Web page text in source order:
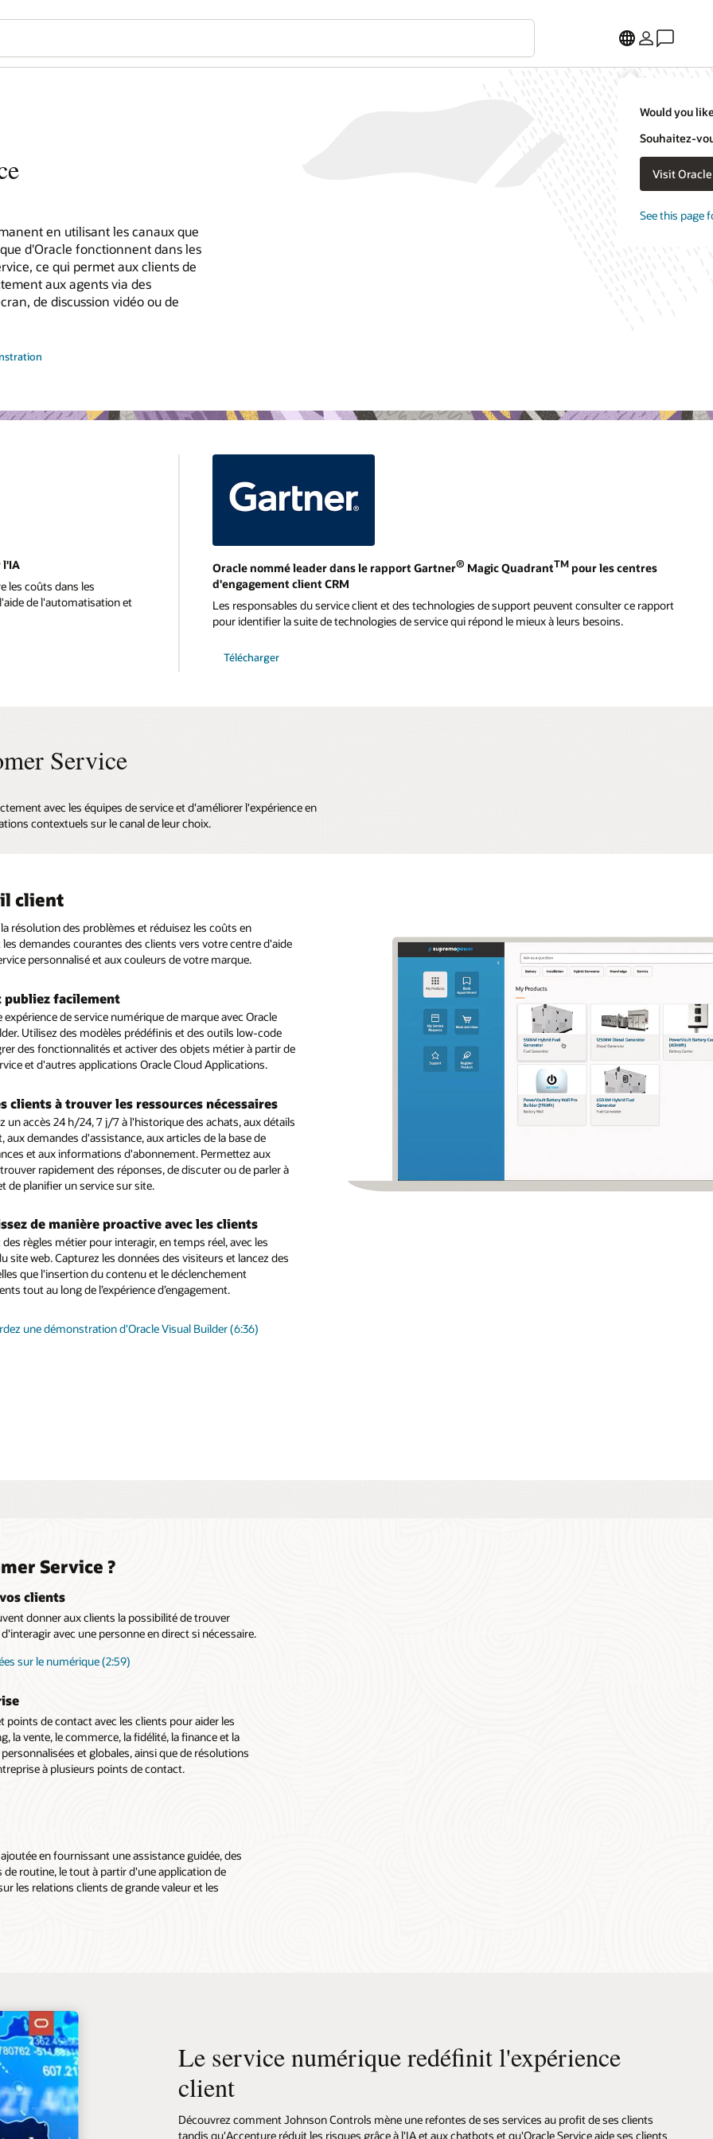
Would you
Souhaitez-
Visit
See this page
en utilisant les canaux que
d'Oracle fonctionnent dans les
ce qui permet aux clients de
aux agents via des
de discussion vidéo ou de
l'IA
les coûts dans les
de l'automatisation et
Oracle nommé leader dans le rapport Gartner® Magic QuadrantTM pour les centres
d'engagement client CRM
Les responsables du service client et des technologies de support peuvent consulter ce rapport
pour identifier la suite de technologies de service qui répond le mieux à leurs besoins.
Télécharger
Service
avec les équipes de service et d'améliorer l'expérience en
contextuels sur le canal de leur choix.
client
résolution des problèmes et réduisez les coûts en
demandes courantes des clients vers votre centre d'aide
personnalisé et aux couleurs de votre marque.
publiez facilement
expérience de service numérique de marque avec Oracle
Utilisez des modèles prédéfinis et des outils low-code
des fonctionnalités et activer des objets métier à partir de
et d'autres applications Oracle Cloud Applications.
clients à trouver les ressources nécessaires
un accès 24 h/24, 7 j/7 à l'historique des achats, aux détails
aux demandes d'assistance, aux articles de la base de
et aux informations d'abonnement. Permettez aux
rapidement des réponses, de discuter ou de parler à
de planifier un service sur site.
de manière proactive avec les clients
des règles métier pour interagir, en temps réel, avec les
site web. Capturez les données des visiteurs et lancez des
que l'insertion du contenu et le déclenchement
tout au long de l’expérience d’engagement.
une démonstration d'Oracle Visual Builder (6:36)
digital
Assistant fournit des réponses personnalisées et exécute
à partir de plusieurs systèmes, tout comme un agent
offre des conseils d'expert pour répondre aux
en libre-service
menu d'options de service numérique pour offrir aux
résolution des problèmes rapide et efficace, avec une
transparente à Knowledge Management et Intelligent
compétences d'assistant numérique
votre assistant numérique en ajoutant des compétences
à partir de la bibliothèque de compétences ou en créant
assistant à l'aide de l'un des nombreux modèles de
disponibles. Les compétences utilisent un moteur
et des composants d'intégration pour la connexion aux
end tels que l'ERP, la chaîne d'approvisionnement et le
« en tant qu'agent »
doivent être envoyées directement à une personne physique
être résolues efficacement par un agent numérique
textuelle et sociale
clients de se connecter à des agents par SMS et sur les
tels que Facebook Messenger et WeChat.
expérience client transparente lors de chaque interaction
un sujet, un problème ou une question spécifique.
l'historique complet du contexte et des conversations pour
clients ne se répètent lorsqu'ils font appel à votre équipe
les enquêtes longues et plus complexes
vous permet de transférer le contexte et
d'une interaction associée à l'autre sur tous les canaux de
la productivité des agents
aident les agents à fournir des réponses rapides,
et cohérentes, ainsi qu'à résoudre les problèmes
Service ?
clients
donner aux clients la possibilité de trouver
avec une personne en direct si nécessaire.
sur le numérique (2:59)
de contact avec les clients pour aider les
la vente, le commerce, la fidélité, la finance et la
et globales, ainsi que de résolutions
à plusieurs points de contact.
en fournissant une assistance guidée, des
routine, le tout à partir d'une application de
les relations clients de grande valeur et les
Le service numérique redéfinit l'expérience
client
Découvrez comment Johnson Controls mène une refontes de ses services au profit de ses clients
tandis qu'Accenture réduit les risques grâce à l'IA et aux chatbots et qu'Oracle Service aide ses clients